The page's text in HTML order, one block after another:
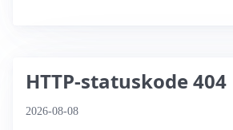
HTTP-statuskode 404
2026-08-08